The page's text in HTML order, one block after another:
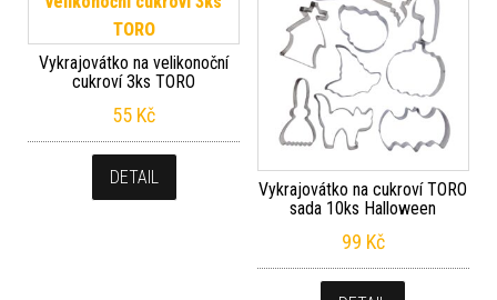
Vykrajovátko na velikonoční
cukroví 3ks TORO
55 Kč
DETAIL
Vykrajovátko na cukroví TORO
sada 10ks Halloween
99 Kč